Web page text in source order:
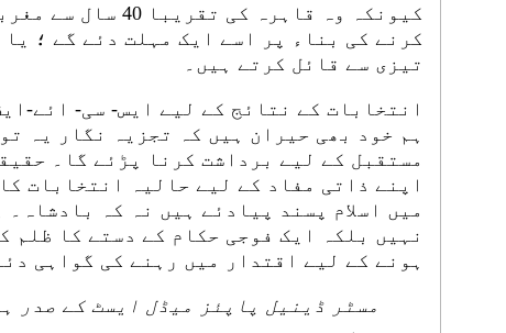
کیونکہ وہ قاہرہ کی
کرنے کی بناء پر اسے ایک مہلت دئے گے ؛
تیزی سے قائل کرتے ہیں۔
انتخابات کے نتائج کے لیے ایس- سی- ائے-
ہم خود بھی حیران ہیں کہ تجزیہ نگار یہ
مستقبل کے لیے برداشت کرنا پڑئے گا۔
اپنے ذاتی مفاد کے لیے حالیہ انتخابات
میں اسلام پسند پیادئے ہیں نہ کہ بادشاہ۔
نہيں بلکہ ایک فوجی حکام کے دستے کا ظلم
ہونے کے لیے اقتدار میں رہنے کی گواہی
مسٹر ڈینیل پاپئز میڈل ایسٹ کے صدر